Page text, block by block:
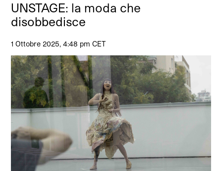
UNSTAGE: la moda che
disobbedisce
1 Ottobre 2025, 4:48 pm CET